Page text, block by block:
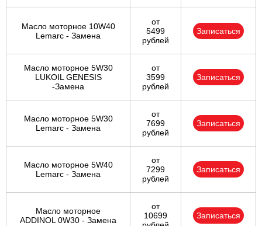
Масло моторное 10W40
Lemarc - Замена
от
5499
рублей
Записаться
Масло моторное 5W30
LUKOIL GENESIS
-Замена
от
3599
рублей
Записаться
Масло моторное 5W30
Lemarc - Замена
от
7699
рублей
Записаться
Масло моторное 5W40
Lemarc - Замена
от
7299
рублей
Записаться
Масло моторное
ADDINOL 0W30 - Замена
от
10699
Записаться